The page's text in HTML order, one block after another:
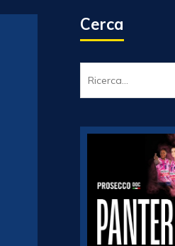
Cerca